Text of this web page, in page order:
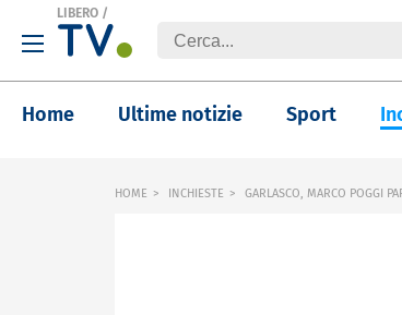
LIBERO /
Home Ultime notizie Sport
HOME INCHIESTE GARLASCO, MARCO POGGI